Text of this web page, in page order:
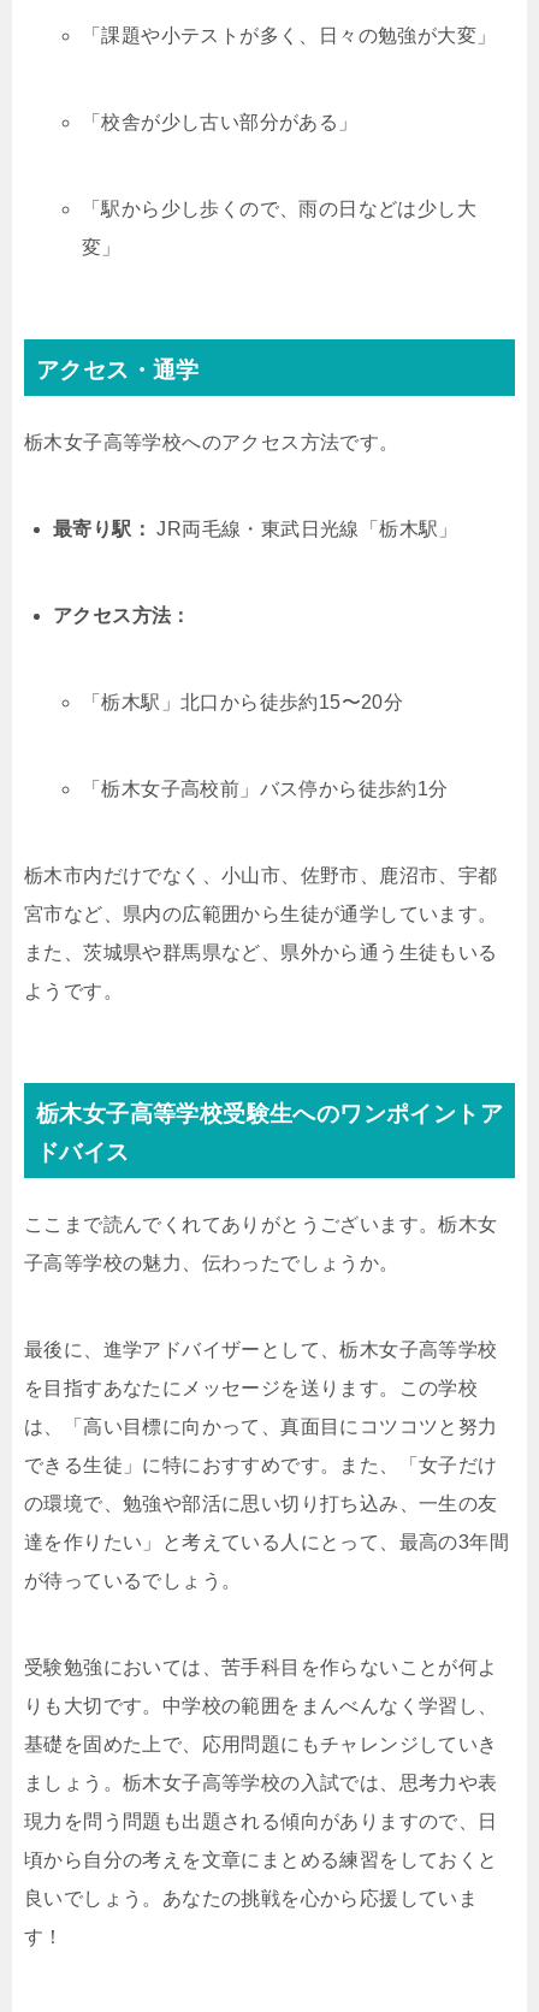
「課題や小テストが多く、日々の勉強が大変」
「校舎が少し古い部分がある」
「駅から少し歩くので、雨の日などは少し大
変」
アクセス・通学
栃木女子高等学校へのアクセス方法です。
最寄り駅： JR両毛線・東武日光線「栃木駅」
アクセス方法：
「栃木駅」北口から徒歩約15〜20分
「栃木女子高校前」バス停から徒歩約1分
栃木市内だけでなく、小山市、佐野市、鹿沼市、宇都
宮市など、県内の広範囲から生徒が通学しています。
また、茨城県や群馬県など、県外から通う生徒もいる
ようです。
栃木女子高等学校受験生へのワンポイントア
ドバイス
ここまで読んでくれてありがとうございます。栃木女
子高等学校の魅力、伝わったでしょうか。
最後に、進学アドバイザーとして、栃木女子高等学校
を目指すあなたにメッセージを送ります。この学校
は、「高い目標に向かって、真面目にコツコツと努力
できる生徒」に特におすすめです。また、「女子だけ
の環境で、勉強や部活に思い切り打ち込み、一生の友
達を作りたい」と考えている人にとって、最高の3年間
が待っているでしょう。
受験勉強においては、苦手科目を作らないことが何よ
りも大切です。中学校の範囲をまんべんなく学習し、
基礎を固めた上で、応用問題にもチャレンジしていき
ましょう。栃木女子高等学校の入試では、思考力や表
現力を問う問題も出題される傾向がありますので、日
頃から自分の考えを文章にまとめる練習をしておくと
良いでしょう。あなたの挑戦を心から応援していま
す！